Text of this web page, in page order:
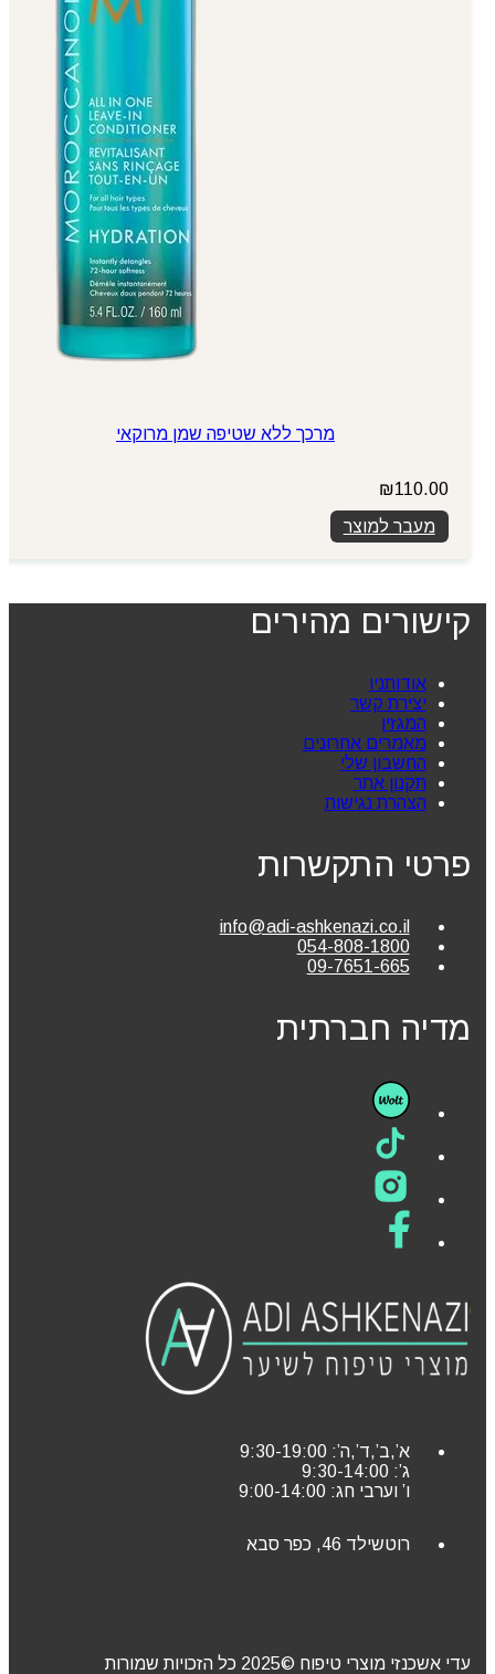
מרכך ללא שטיפה שמן מרוקאי
₪110.00
מעבר למוצר
קישורים מהירים
אודותניו
יצירת קשר
המגזין
מאמרים אחרונים
החשבון שלי
תקנון אתר
הצהרת נגישות
פרטי התקשרות
info@adi-ashkenazi.co.il
054-808-1800
09-7651-665
מדיה חברתית
א’,ב’,ד’,ה’: 9:30-19:00
ג’: 9:30-14:00
ו’ וערבי חג: 9:00-14:00
רוטשילד 46, כפר סבא
עדי אשכנזי מוצרי טיפוח ©2025 כל הזכויות שמורות